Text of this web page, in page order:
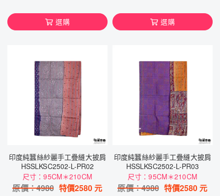
選購 選購
印度純蠶絲紗麗手工疊縫大披肩
HSSLKSC2502-L-PR02
尺寸：95CM＊210CM
原價：4980 特價2580 元
印度純蠶絲紗麗手工疊縫大披肩
HSSLKSC2502-L-PR03
尺寸：95CM＊210CM
原價：4980 特價2580 元